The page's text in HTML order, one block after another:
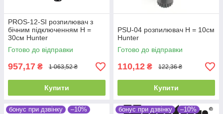
PROS-12-SI розпилювач з
бічним підключенням Н =
30см Hunter
Готово до відправки
957,17 ₴ 1 063,52 ₴
Купити
PSU-04 розпилювач Н = 10см
Hunter
Готово до відправки
110,12 ₴ 122,36 ₴
Купити
бонус при дзвінку –10% бонус при дзвінку –10%